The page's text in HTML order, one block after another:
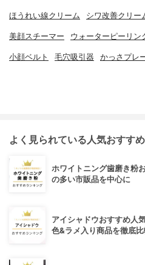
ほうれい線クリーム シワ改善クリー
美顔スチーマー ウォーターピーリン
小顔ベルト 毛穴吸引器 かっさプレ
よく見られている人気おすす
ホワイトニング歯磨き粉
の多い市販品を中心に
アイシャドウおすすめ人
色&ラメ入り商品を徹底比